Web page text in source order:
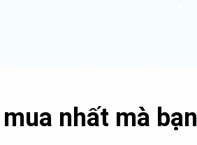
nhất mà bạn